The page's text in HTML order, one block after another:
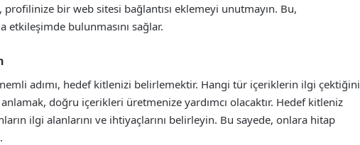
profilinize bir web sitesi bağlantısı eklemeyi unutmayın. Bu,
bulunmasını sağlar.
adımı, hedef kitlenizi belirlemektir. Hangi tür içeriklerin ilgi çektiğini
doğru içerikleri üretmenize yardımcı olacaktır. Hedef kitleniz
ilgi alanlarını ve ihtiyaçlarını belirleyin. Bu sayede, onlara hitap